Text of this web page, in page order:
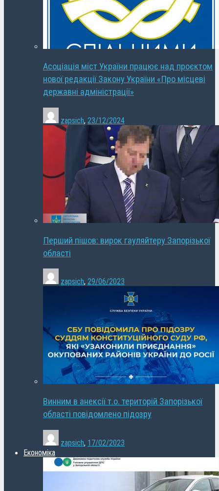
Асоціація міст України працює над проєктом
нової редакції Закону України «Про місцеві
державні адміністрації»
zapsich, 23/12/2024
Перший пішов: вирок гауляйтеру Запорізької
області
zapsich, 29/06/2023
Винним в анексії т.о. територій Запорізької
області повідомлено підозру
zapsich, 17/02/2023
Економіка